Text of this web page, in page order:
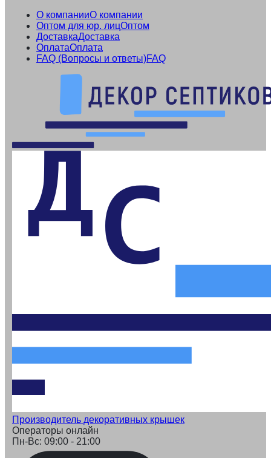
О компанииО компании
Оптом для юр. лицОптом
ДоставкаДоставка
ОплатаОплата
FAQ (Вопросы и ответы)FAQ
Производитель декоративных крышек
Операторы онлайн
Пн-Вс: 09:00 - 21:00